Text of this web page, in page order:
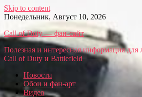
Skip to content
Понедельник, Август 10, 2026
Call of Duty — фан-сайт
Полезная и интересная информация для
Call of Duty и Battlefield
Новости
Обои и фан-арт
Видео